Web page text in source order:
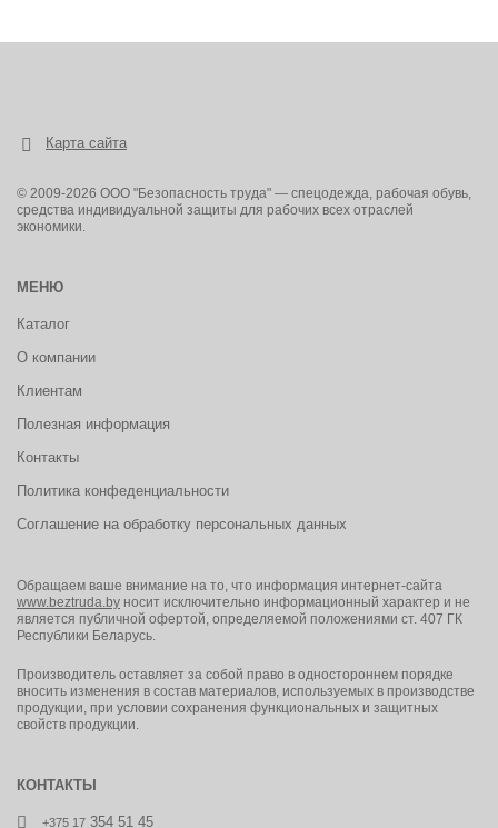
Карта сайта
© 2009-2026 ООО "Безопасность труда" — спецодежда, рабочая обувь,
средства индивидуальной защиты для рабочих всех отраслей
экономики.
МЕНЮ
Каталог
О компании
Клиентам
Полезная информация
Контакты
Политика конфеденциальности
Соглашение на обработку персональных данных
Обращаем ваше внимание на то, что информация интернет-сайта
www.beztruda.by носит исключительно информационный характер и не
является публичной офертой, определяемой положениями ст. 407 ГК
Республики Беларусь.
Производитель оставляет за собой право в одностороннем порядке
вносить изменения в состав материалов, используемых в производстве
продукции, при условии сохранения функциональных и защитных
свойств продукции.
КОНТАКТЫ
+375 17 354 51 45